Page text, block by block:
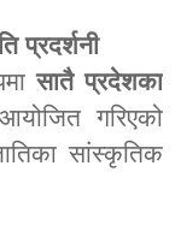
प्रदर्शनी
सातै प्रदेशका
गरिएको
सांस्कृतिक